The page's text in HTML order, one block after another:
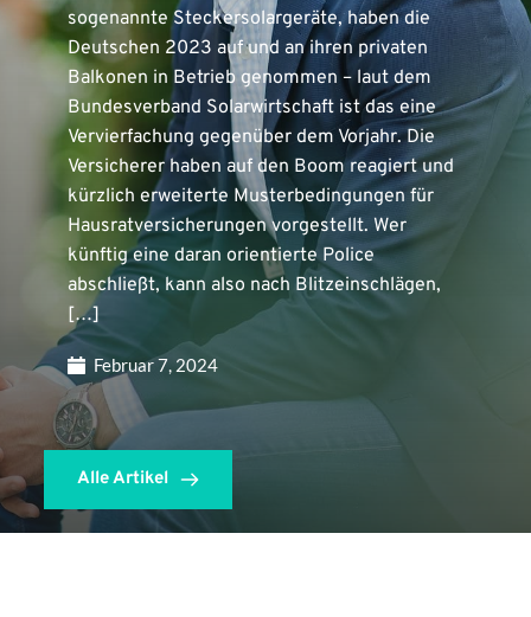
sogenannte Steckersolargeräte, haben die
Deutschen 2023 auf und an ihren privaten
Balkonen in Betrieb genommen – laut dem
Bundesverband Solarwirtschaft ist das eine
Vervierfachung gegenüber dem Vorjahr. Die
Versicherer haben auf den Boom reagiert und
kürzlich erweiterte Musterbedingungen für
Hausratversicherungen vorgestellt. Wer
künftig eine daran orientierte Police
abschließt, kann also nach Blitzeinschlägen,
[…]
Februar 7, 2024
Alle Artikel